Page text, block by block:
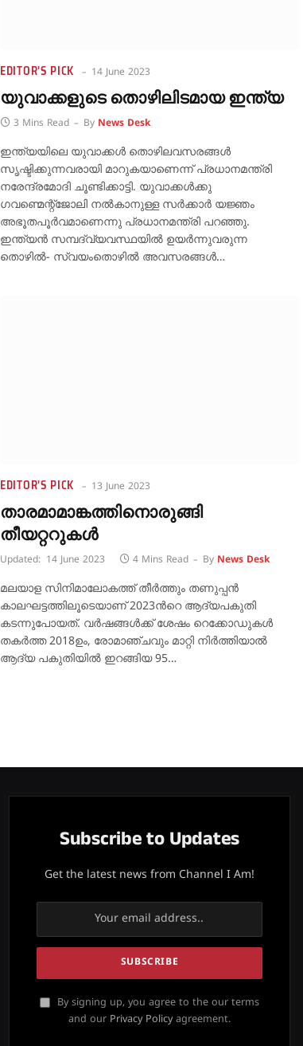
EDITOR'S PICK 14 June 2023
യുവാക്കളുടെ തൊഴിലിടമായ ഇന്ത്യ
3 Mins Read By News Desk
ഇന്ത്യയിലെ യുവാക്കൾ തൊഴിലവസരങ്ങൾ
സൃഷ്ടിക്കുന്നവരായി മാറുകയാണെന്ന് പ്രധാനമന്ത്രി
നരേന്ദ്രമോദി ചൂണ്ടിക്കാട്ടി. യുവാക്കൾക്കു
ഗവണ്മെന്റ്‌ജോലി നൽകാനുള്ള സർക്കാർ യജ്ഞം
അഭൂതപൂർവമാണെന്നു പ്രധാനമന്ത്രി പറഞ്ഞു.
ഇന്ത്യൻ സമ്പദ്‌വ്യവസ്ഥയിൽ ഉയർന്നുവരുന്ന
തൊഴിൽ- സ്വയംതൊഴിൽ അവസരങ്ങൾ…
EDITOR'S PICK 13 June 2023
താരമാമാങ്കത്തിനൊരുങ്ങി
തീയറ്ററുകള്‍
Updated: 14 June 2023 4 Mins Read By News Desk
മലയാള സിനിമാലോകത്ത് തീര്‍ത്തും തണുപ്പന്‍
കാലഘട്ടത്തിലൂടെയാണ് 2023ന്‍റെ ആദ്യപകുതി
കടന്നുപോയത്. വര്‍ഷങ്ങള്‍ക്ക് ശേഷം റെക്കോഡുകള്‍
തകര്‍ത്ത 2018ഉം, രോമാഞ്ചവും മാറ്റി നിര്‍ത്തിയാല്‍
ആദ്യ പകുതിയില്‍ ഇറങ്ങിയ 95…
Subscribe to Updates
Get the latest news from Channel I Am!
By signing up, you agree to the our terms
and our Privacy Policyagreement.